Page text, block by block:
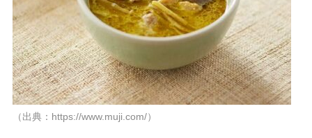
（出典：https://www.muji.com/）